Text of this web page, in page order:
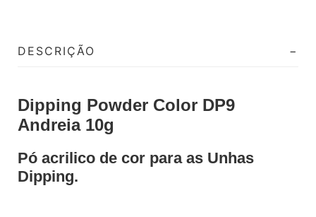
DESCRIÇÃO
Dipping Powder Color DP9
Andreia 10g
Pó acrilico de cor para as Unhas
Dipping.